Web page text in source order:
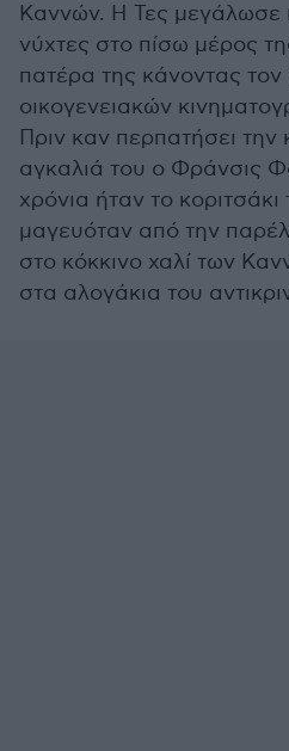
Καννών. Η Τες μεγάλωσε
νύχτες στο πίσω μέρος
πατέρα της κάνοντας
οικογενειακών
Πριν καν περπατήσει την
αγκαλιά του ο Φράνσις
χρόνια ήταν το
μαγευόταν από την
στο κόκκινο χαλί των
στα αλογάκια του